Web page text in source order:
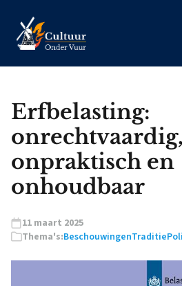
Erfbelasting:
onrechtvaardig,
onpraktisch en
onhoudbaar
11 maart 2025
Thema's:BeschouwingenTraditie